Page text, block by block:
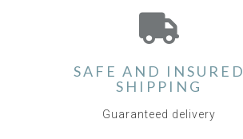
SAFE AND INSURED
SHIPPING
Guaranteed delivery